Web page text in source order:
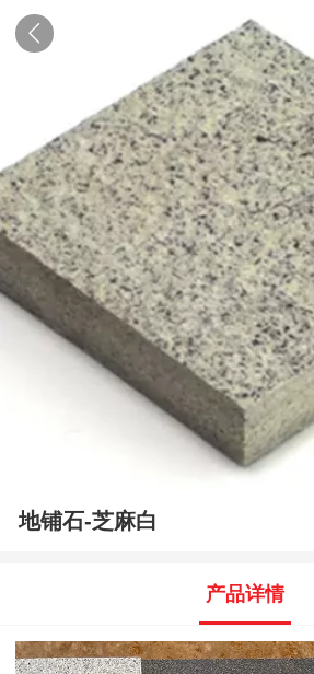
地铺石-芝麻白
产品详情